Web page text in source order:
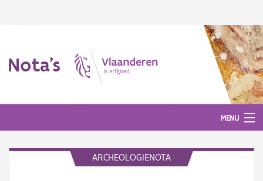
Nota's
MENU
ARCHEOLOGIENOTA